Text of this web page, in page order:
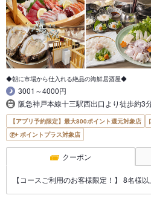
◆朝に市場から仕入れる絶品の海鮮居酒屋◆
3001～4000円
阪急神戸本線十三駅西出口より徒歩約3
【アプリ予約限定】最大800ポイント還元対象店
ポイントプラス対象店
クーポン
【コースご利用のお客様限定！】 8名様